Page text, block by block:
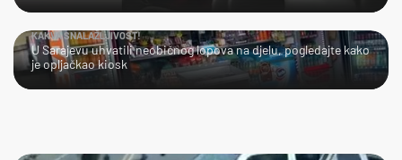
KAKVA SNALAŽLJIVOST!
U Sarajevu uhvatili neobičnog lopova na djelu, pogledajte kako
je opljačkao kiosk